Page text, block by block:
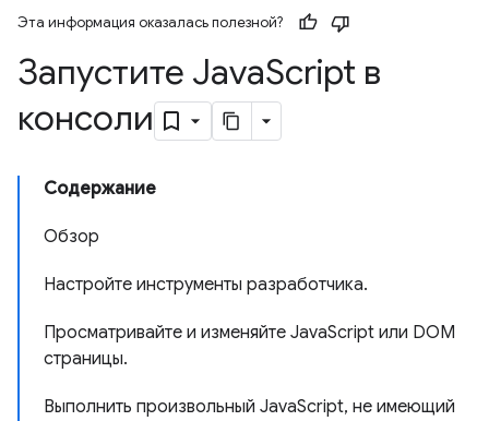
Эта информация оказалась полезной?
Запустите JavaScript в
консоли
Содержание
Обзор
Настройте инструменты разработчика.
Просматривайте и изменяйте JavaScript или DOM
страницы.
Выполнить произвольный JavaScript, не имеющий